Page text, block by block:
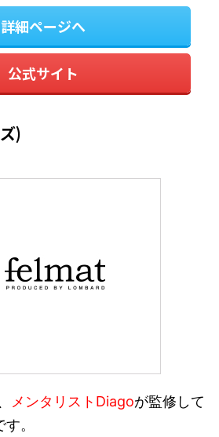
詳細ページへ
公式サイト
)
メンタリストDiagoが監修して
。